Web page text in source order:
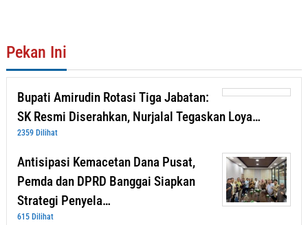
Pekan Ini
Bupati Amirudin Rotasi Tiga Jabatan:
SK Resmi Diserahkan, Nurjalal Tegaskan Loya…
2359 Dilihat
Antisipasi Kemacetan Dana Pusat,
Pemda dan DPRD Banggai Siapkan
Strategi Penyela…
615 Dilihat